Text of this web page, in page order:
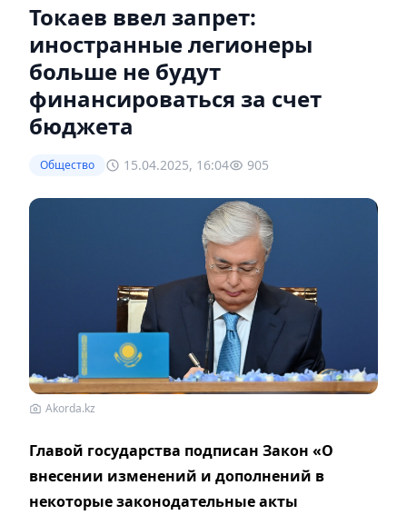
Токаев ввел запрет:
иностранные легионеры
больше не будут
финансироваться за счет
бюджета
Общество 15.04.2025, 16:04 905
Akorda.kz
Главой государства подписан Закон «О
внесении изменений и дополнений в
некоторые законодательные акты